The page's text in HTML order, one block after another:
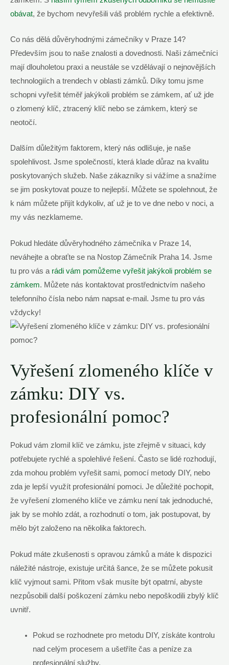
obávat, že bychom nevyřešili váš problém rychle a efektivně.
Co nás dělá důvěryhodnými zámečníky v Praze 14?
Především jsou to naše znalosti a dovednosti. Naši zámečníci
mají dlouholetou praxi a neustále se vzdělávají o nejnovějších
technologiích a trendech v oblasti zámků. Díky tomu jsme
schopni vyřešit téměř jakýkoli problém se zámkem, ať už jde
o zlomený klíč, ztracený klíč nebo se zámkem, který se
neotočí.
Dalším důležitým faktorem, který nás odlišuje, je naše
spolehlivost. Jsme společností, která klade důraz na kvalitu
poskytovaných služeb. Naše zákazníky si vážíme a snažíme
se jim poskytovat pouze to nejlepší. Můžete se spolehnout, že
k nám můžete přijít kdykoliv, ať už je to ve dne nebo v noci, a
my vás nezklameme.
Pokud hledáte důvěryhodného zámečníka v Praze 14,
neváhejte a obraťte se na Nostop Zámečník Praha 14. Jsme
tu pro vás a rádi vám pomůžeme vyřešit jakýkoli problém se
zámkem. Můžete nás kontaktovat prostřednictvím našeho
telefonního čísla nebo nám napsat e-mail. Jsme tu pro vás
vždycky!
Vyřešení zlomeného klíče v
zámku: DIY vs.
profesionální pomoc?
Pokud vám zlomil klíč ve zámku, jste zřejmě v situaci, kdy
potřebujete rychlé a spolehlivé řešení. Často se lidé rozhodují,
zda mohou problém vyřešit sami, pomocí metody DIY, nebo
zda je lepší využít profesionální pomoci. Je důležité pochopit,
že vyřešení zlomeného klíče ve zámku není tak jednoduché,
jak by se mohlo zdát, a rozhodnutí o tom, jak postupovat, by
mělo být založeno na několika faktorech.
Pokud máte zkušenosti s opravou zámků a máte k dispozici
náležité nástroje, existuje určitá šance, že se můžete pokusit
klíč vyjmout sami. Přitom však musíte být opatrní, abyste
nezpůsobili další poškození zámku nebo nepoškodili zbylý klíč
uvnitř.
Pokud se rozhodnete pro metodu DIY, získáte kontrolu
nad celým procesem a ušetříte čas a peníze za
profesionální služby.